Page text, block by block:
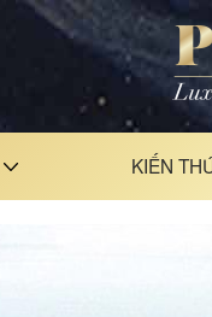
KIẾN